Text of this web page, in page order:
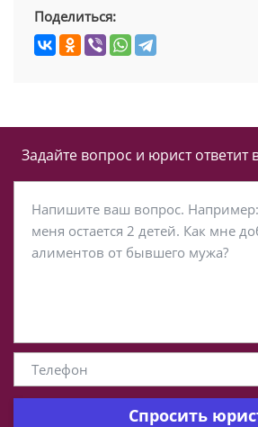
Поделиться:
Задайте вопрос и юрист ответит
Спросить